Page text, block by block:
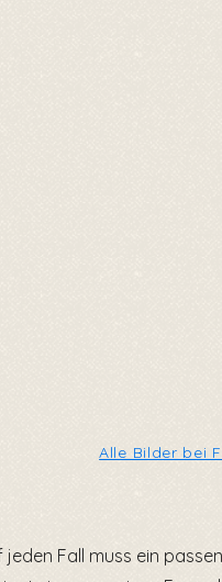
Alle Bilder bei
Fall muss ein